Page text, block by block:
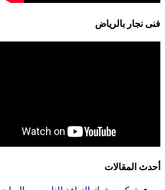
فنى نجار بالرياض
أحدث المقالات